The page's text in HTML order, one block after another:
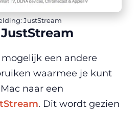
JustStream
een andere
waarmee je kunt
naar een
. Dit wordt gezien